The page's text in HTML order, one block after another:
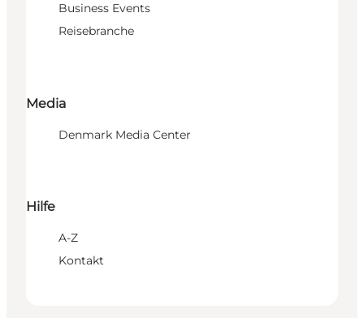
Business Events
Reisebranche
Media
Denmark Media Center
Hilfe
A-Z
Kontakt